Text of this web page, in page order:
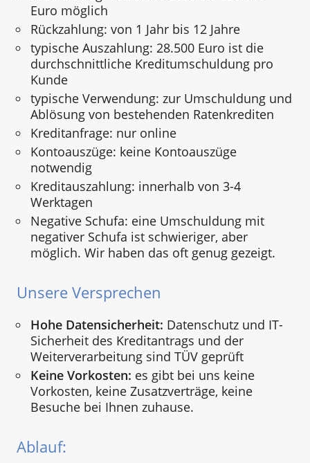
Euro möglich
Rückzahlung: von 1 Jahr bis 12 Jahre
typische Auszahlung: 28.500 Euro ist die
durchschnittliche Kreditumschuldung pro
Kunde
typische Verwendung: zur Umschuldung und
Ablösung von bestehenden Ratenkrediten
Kreditanfrage: nur online
Kontoauszüge: keine Kontoauszüge
notwendig
Kreditauszahlung: innerhalb von 3-4
Werktagen
Negative Schufa: eine Umschuldung mit
negativer Schufa ist schwieriger, aber
möglich. Wir haben das oft genug gezeigt.
Unsere Versprechen
Hohe Datensicherheit: Datenschutz und IT-
Sicherheit des Kreditantrags und der
Weiterverarbeitung sind TÜV geprüft
Keine Vorkosten: es gibt bei uns keine
Vorkosten, keine Zusatzverträge, keine
Besuche bei Ihnen zuhause.
Ablauf: